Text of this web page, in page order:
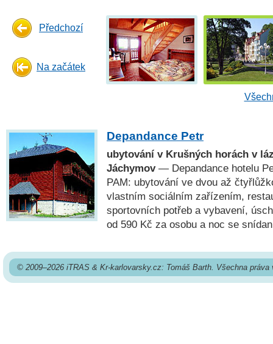
Předchozí
Na začátek
Depandance Petr
ubytování v Krušných horách v
Jáchymov— Depandance hotelu
PAM: ubytování ve dvou až
vlastním sociálním zařízením,
sportovních potřeb a vybavení,
od 590 Kč za osobu a noc se
© 2009–2026 iTRAS & Kr-karlovarsky.cz: Tomáš Barth. Všechna práva